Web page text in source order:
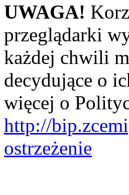
UWAGA!
przeglądarki
każdej chwili
decydujące o
więcej o
http://
ostrzeżenie